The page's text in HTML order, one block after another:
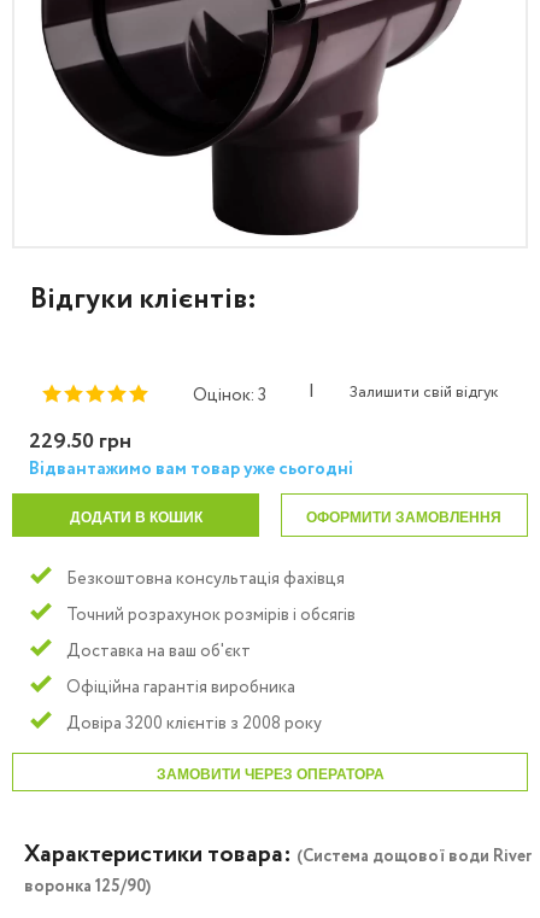
Відгуки клієнтів:
Оцінок: 3 | Залишити свій відгук
229.50 грн
Відвантажимо вам товар уже сьогодні
ДОДАТИ В КОШИК ОФОРМИТИ ЗАМОВЛЕННЯ
Безкоштовна консультація фахівця
Точний розрахунок розмірів і обсягів
Доставка на ваш об'єкт
Офіційна гарантія виробника
Довіра 3200 клієнтів з 2008 року
ЗАМОВИТИ ЧЕРЕЗ ОПЕРАТОРА
Характеристики товара: (Система дощової води River
воронка 125/90)